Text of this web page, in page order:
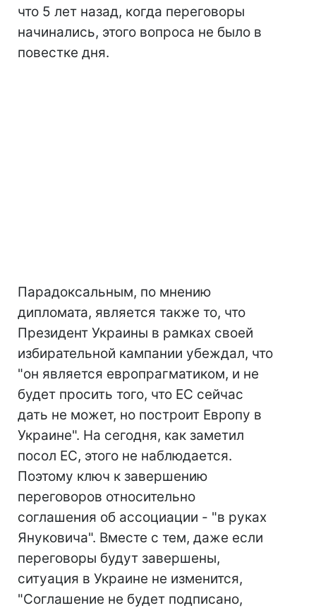
что 5 лет назад, когда переговоры
начинались, этого вопроса не было в
повестке дня.
Парадоксальным, по мнению
дипломата, является также то, что
Президент Украины в рамках своей
избирательной кампании убеждал, что
"он является европрагматиком, и не
будет просить того, что ЕС сейчас
дать не может, но построит Европу в
Украине". На сегодня, как заметил
посол ЕС, этого не наблюдается.
Поэтому ключ к завершению
переговоров относительно
соглашения об ассоциации - "в руках
Януковича". Вместе с тем, даже если
переговоры будут завершены,
ситуация в Украине не изменится,
"Соглашение не будет подписано,